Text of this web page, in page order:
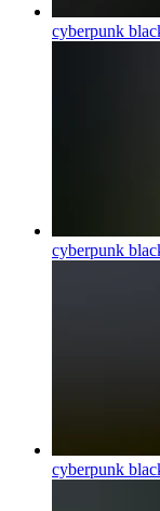
cyberpunk
cyberpunk
cyberpunk